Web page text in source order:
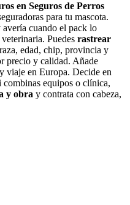
en Seguros de Perros
para tu mascota.
cuando el pack lo
Puedes rastrear
edad, chip, provincia y
precio y calidad. Añade
viaje en Europa. Decide en
equipos o clínica,
y obra y contrata con cabeza,